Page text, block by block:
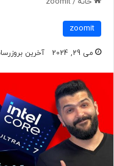
zoomit
می 29, 2024 آخرین بروزرسانی: